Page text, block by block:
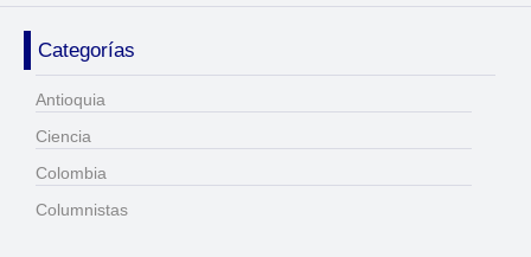
Categorías
Antioquia
Ciencia
Colombia
Columnistas